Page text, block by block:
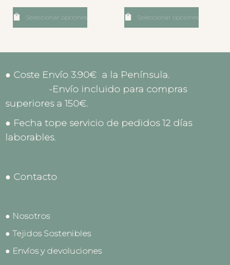
Seleccionar opciones Seleccionar opciones
● Coste Envío 3.90€ a la Península.
-Envío incluido para compras
superiores a 150€.
● Fecha tope servicio de pedidos 12 días
laborables.
● Contacto
● Nosotros
● Tejidos Sostenibles
● Envíos y devoluciones